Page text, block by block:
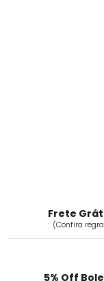
Frete
(Confira
5% Off